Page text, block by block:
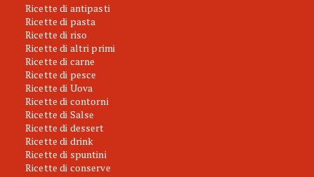
Ricette di antipasti
Ricette di pasta
Ricette di riso
Ricette di altri primi
Ricette di carne
Ricette di pesce
Ricette di Uova
Ricette di contorni
Ricette di Salse
Ricette di dessert
Ricette di drink
Ricette di spuntini
Ricette di conserve